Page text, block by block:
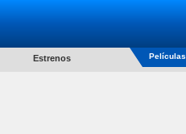
Estrenos Películas